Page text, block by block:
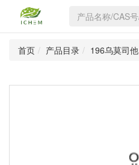
首页 产品目录 196乌莫司他